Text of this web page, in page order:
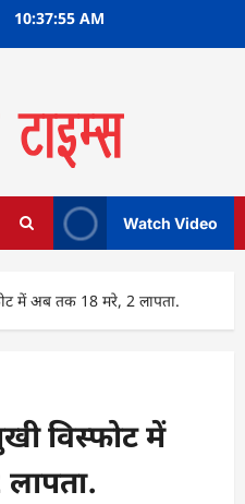
10:37:56 AM
Watch Video
में अब तक 18 मरे, 2 लापता.
विस्फोट में